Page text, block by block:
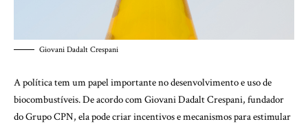
Giovani Dadalt Crespani
A política tem um papel importante no desenvolvimento e uso de
biocombustíveis. De acordo com Giovani Dadalt Crespani, fundador
do Grupo CPN, ela pode criar incentivos e mecanismos para estimular